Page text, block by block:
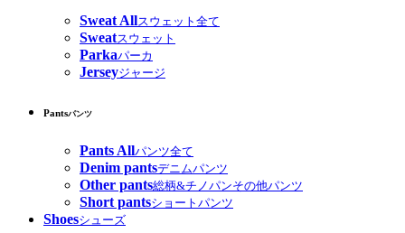
Sweat Allスウェット全て
Sweatスウェット
Parkaパーカ
Jerseyジャージ
Pantsパンツ
Pants Allパンツ全て
Denim pantsデニムパンツ
Other pants総柄&チノパンその他パンツ
Short pantsショートパンツ
Shoesシューズ